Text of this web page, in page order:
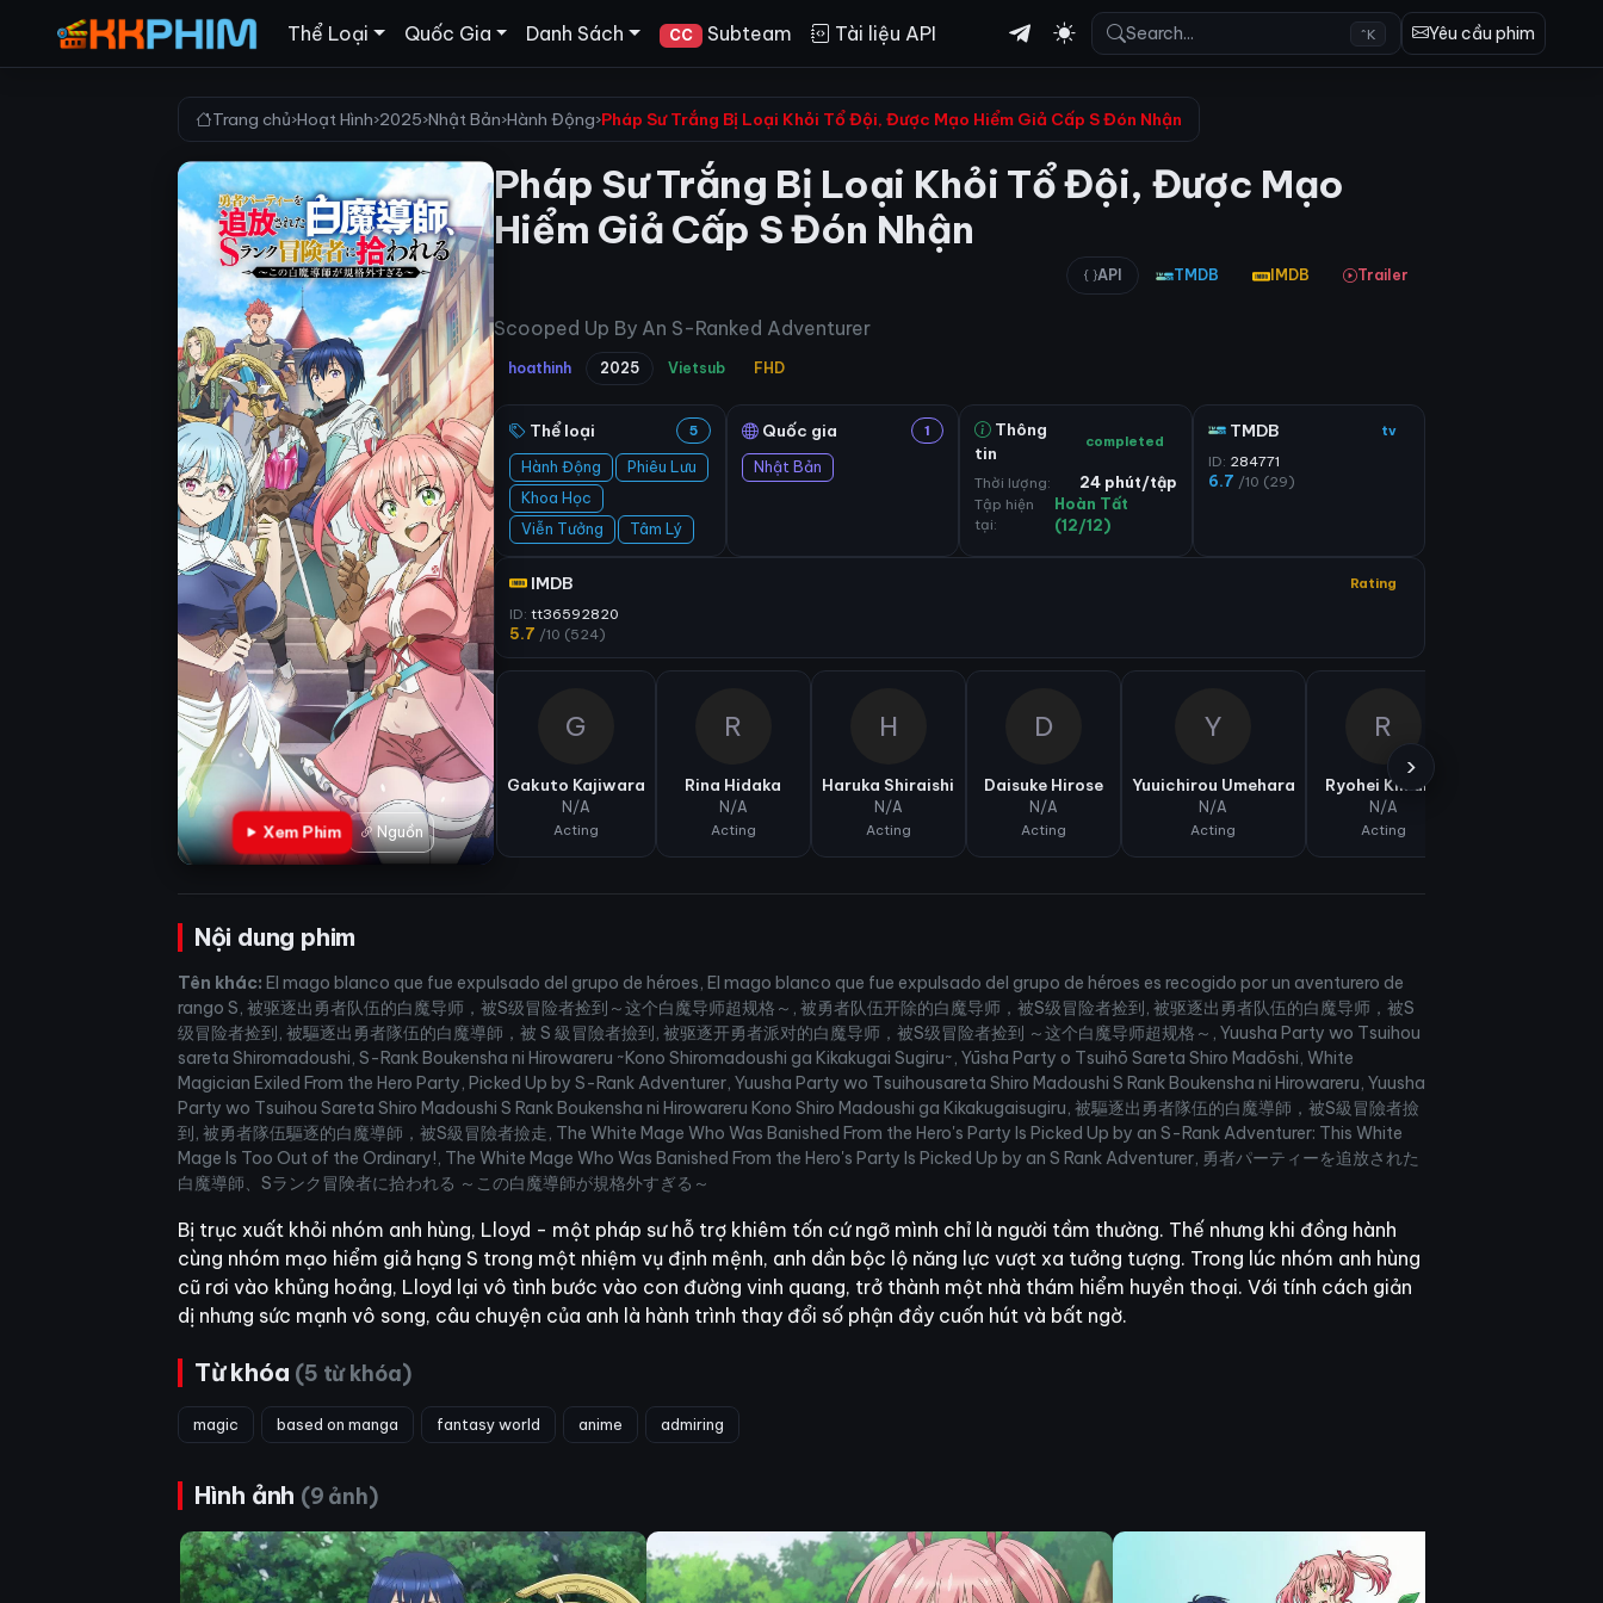
Thể Loại Quốc Gia Danh Sách CC Subteam Tài liệu API Search... ^K Yêu cầu phim
Trang chủ›Hoạt Hình›2025›Nhật Bản›Hành Động›Pháp Sư Trắng Bị Loại Khỏi Tổ Đội, Được Mạo Hiểm Giả Cấp S Đón Nhận
Xem Phim Nguồn
Pháp Sư Trắng Bị Loại Khỏi Tổ Đội, Được Mạo
Hiểm Giả Cấp S Đón Nhận
Scooped Up By An S-Ranked Adventurer
API TMDB IMDB Trailer
hoathinh 2025 Vietsub FHD
Thể loại 5
Hành Động
Phiêu Lưu
Khoa Học
Viễn Tưởng
Tâm Lý
Quốc gia 1
Nhật Bản
Thông
tin
completed
Thời lượng:
24 phút/tập
Tập hiện
tại:
Hoàn Tất
(12/12)
TMDB tv
ID: 284771
6.7 /10 (29)
IMDB Rating
ID: tt36592820
5.7 /10 (524)
G
Gakuto Kajiwara
N/A
Acting
R
Rina Hidaka
N/A
Acting
H
Haruka Shiraishi
N/A
Acting
D
Daisuke Hirose
N/A
Acting
Y
Yuuichirou Umehara
N/A
Acting
R
Ryohei Kimura
N/A
Acting
›
Nội dung phim
Tên khác: El mago blanco que fue expulsado del grupo de héroes, El mago blanco que fue expulsado del grupo de héroes es recogido por un aventurero de
rango S, 被驱逐出勇者队伍的白魔导师，被S级冒险者捡到～这个白魔导师超规格～, 被勇者队伍开除的白魔导师，被S级冒险者捡到, 被驱逐出勇者队伍的白魔导师，被S
级冒险者捡到, 被驅逐出勇者隊伍的白魔導師，被 S 級冒險者撿到, 被驱逐开勇者派对的白魔导师，被S级冒险者捡到 ～这个白魔导师超规格～, Yuusha Party wo Tsuihou
sareta Shiromadoushi, S-Rank Boukensha ni Hirowareru ~Kono Shiromadoushi ga Kikakugai Sugiru~, Yūsha Party o Tsuihō Sareta Shiro Madōshi, White
Magician Exiled From the Hero Party, Picked Up by S-Rank Adventurer, Yuusha Party wo Tsuihousareta Shiro Madoushi S Rank Boukensha ni Hirowareru, Yuusha
Party wo Tsuihou Sareta Shiro Madoushi S Rank Boukensha ni Hirowareru Kono Shiro Madoushi ga Kikakugaisugiru, 被驅逐出勇者隊伍的白魔導師，被S級冒險者撿
到, 被勇者隊伍驅逐的白魔導師，被S級冒險者撿走, The White Mage Who Was Banished From the Hero's Party Is Picked Up by an S-Rank Adventurer: This White
Mage Is Too Out of the Ordinary!, The White Mage Who Was Banished From the Hero's Party Is Picked Up by an S Rank Adventurer, 勇者パーティーを追放された
白魔導師、Sランク冒険者に拾われる ～この白魔導師が規格外すぎる～
Bị trục xuất khỏi nhóm anh hùng, Lloyd - một pháp sư hỗ trợ khiêm tốn cứ ngỡ mình chỉ là người tầm thường. Thế nhưng khi đồng hành
cùng nhóm mạo hiểm giả hạng S trong một nhiệm vụ định mệnh, anh dần bộc lộ năng lực vượt xa tưởng tượng. Trong lúc nhóm anh hùng
cũ rơi vào khủng hoảng, Lloyd lại vô tình bước vào con đường vinh quang, trở thành một nhà thám hiểm huyền thoại. Với tính cách giản
dị nhưng sức mạnh vô song, câu chuyện của anh là hành trình thay đổi số phận đầy cuốn hút và bất ngờ.
Từ khóa (5 từ khóa)
magic based on manga fantasy world anime admiring
Hình ảnh (9 ảnh)